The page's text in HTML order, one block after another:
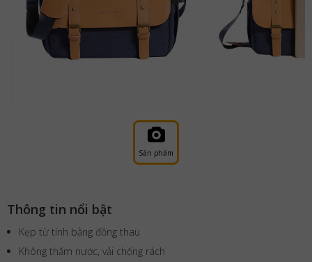
Sản phẩm
Thông tin nổi bật
Kẹp từ tính bằng đồng thau
Không thấm nước, vải chống rách